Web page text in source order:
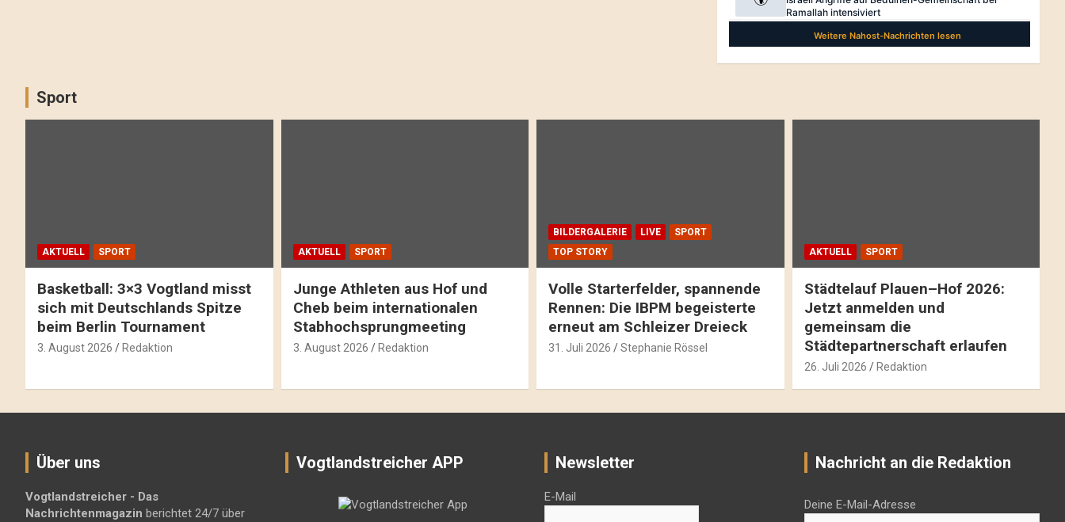
Sport
AKTUELL SPORT
Basketball: 3×3 Vogtland misst
sich mit Deutschlands Spitze
beim Berlin Tournament
3. August 2026 Redaktion
AKTUELL SPORT
Junge Athleten aus Hof und
Cheb beim internationalen
Stabhochsprungmeeting
3. August 2026 Redaktion
BILDERGALERIE LIVE
SPORT
TOP STORY
Volle Starterfelder, spannende
Rennen: Die IBPM begeisterte
erneut am Schleizer Dreieck
31. Juli 2026 Stephanie Rössel
AKTUELL SPORT
Städtelauf Plauen–Hof 2026:
Jetzt anmelden und
gemeinsam die
Städtepartnerschaft erlaufen
26. Juli 2026 Redaktion
Über uns
Vogtlandstreicher - Das
Nachrichtenmagazin berichtet 24/7 über
Vogtlandstreicher APP Newsletter
E-Mail
Nachricht an die Redaktion
Deine E-Mail-Adresse